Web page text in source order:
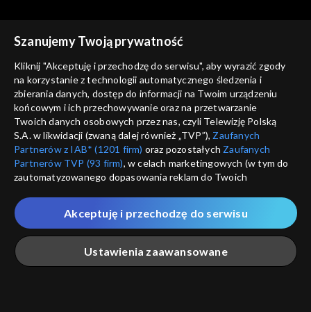
Coś dla Ciebie
03.08.2018
Coś dla Ciebie
10.08.2018
Coś dla Ciebie
17.08.2018
Coś dla Ciebie
24.08.2018
Szanujemy Twoją prywatność
Kliknij "Akceptuję i przechodzę do serwisu", aby wyrazić zgody
na korzystanie z technologii automatycznego śledzenia i
zbierania danych, dostęp do informacji na Twoim urządzeniu
końcowym i ich przechowywanie oraz na przetwarzanie
Twoich danych osobowych przez nas, czyli Telewizję Polską
S.A. w likwidacji (zwaną dalej również „TVP”), Zaufanych
Partnerów z IAB* (1201 firm) oraz pozostałych Zaufanych
Partnerów TVP (93 firm), w celach marketingowych (w tym do
zautomatyzowanego dopasowania reklam do Twoich
które wskazujemy poniżej, a także zgody na udostępnianie
przez nas identyfikatora PPID do Google.
Twoje dane osobowe zbierane podczas odwiedzania przez
Ciebie naszych
poszczególnych serwisówzwanych dalej
„Portalem”, w tym informacje zapisywane za pomocą
Ustawienia zaawansowane
Akceptuję i przechodzę do serwisu